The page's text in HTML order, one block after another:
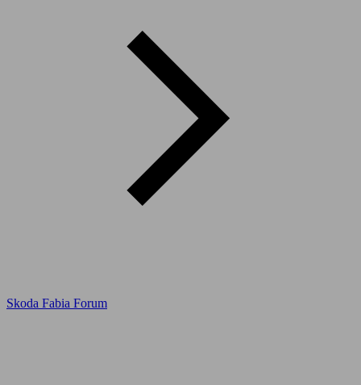
Skoda Fabia Forum